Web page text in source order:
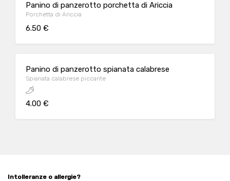
Panino di panzerotto porchetta di Ariccia
Porchetta di Ariccia
6.50 €
Panino di panzerotto spianata calabrese
Spianata calabrese piccante
4.00 €
Intolleranze o allergie?